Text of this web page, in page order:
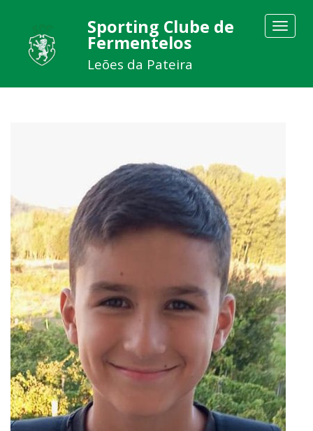
Toggle
Sporting Clube de
Fermentelos
Leões da Pateira